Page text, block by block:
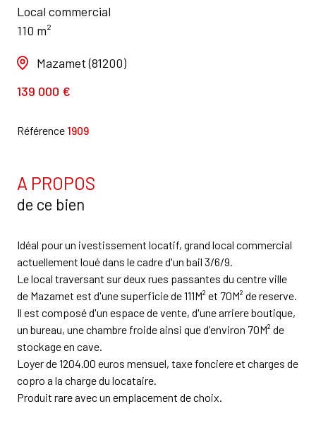
Local commercial
110 m²
Mazamet (81200)
139 000 €
Référence 1909
A PROPOS
de ce bien
Idéal pour un ivestissement locatif, grand local commercial
actuellement loué dans le cadre d'un bail 3/6/9.
Le local traversant sur deux rues passantes du centre ville
de Mazamet est d'une superficie de 111M² et 70M² de reserve.
Il est composé d'un espace de vente, d'une arriere boutique,
un bureau, une chambre froide ainsi que d'environ 70M² de
stockage en cave.
Loyer de 1204.00 euros mensuel, taxe fonciere et charges de
copro a la charge du locataire.
Produit rare avec un emplacement de choix.